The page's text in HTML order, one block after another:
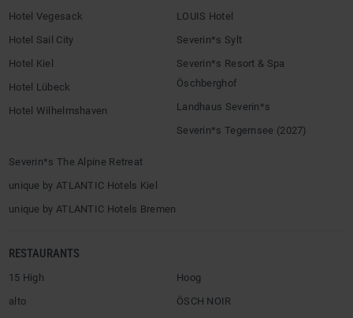
Hotel Vegesack
Hotel Sail City
Hotel Kiel
Hotel Lübeck
Hotel Wilhelmshaven
LOUIS Hotel
Severin*s Sylt
Severin*s Resort & Spa
Öschberghof
Landhaus Severin*s
Severin*s Tegernsee (2027)
Severin*s The Alpine Retreat
unique by ATLANTIC Hotels Kiel
unique by ATLANTIC Hotels Bremen
RESTAURANTS
15 High
alto
Hoog
ÖSCH NOIR